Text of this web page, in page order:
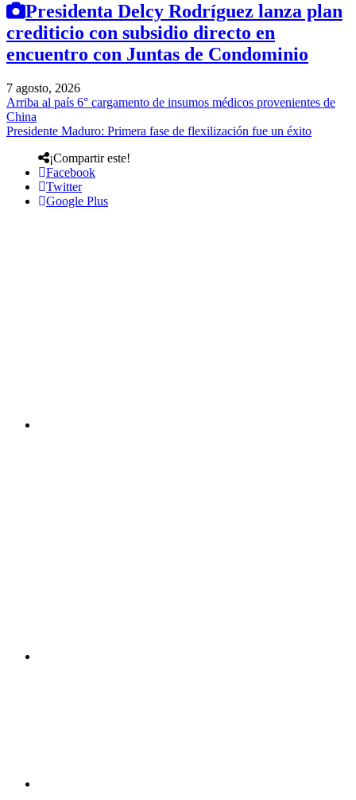
Presidenta Delcy Rodríguez lanza plan
crediticio con subsidio directo en
encuentro con Juntas de Condominio
7 agosto, 2026
Arriba al país 6° cargamento de insumos médicos provenientes de
China
Presidente Maduro: Primera fase de flexilización fue un éxito
¡Compartir este!
Facebook
Twitter
Google Plus